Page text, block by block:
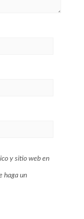
y sitio web en
haga un